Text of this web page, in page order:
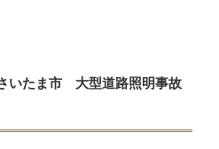
いたま市 大型道路照明事故